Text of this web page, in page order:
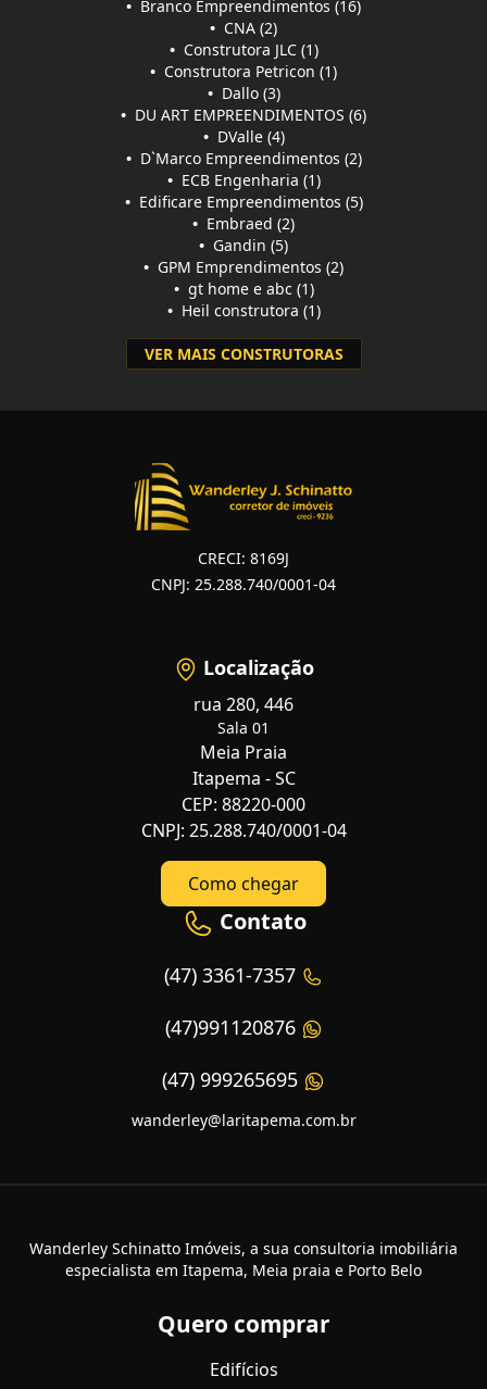
• Branco Empreendimentos (16)
• CNA (2)
• Construtora JLC (1)
• Construtora Petricon (1)
• Dallo (3)
• DU ART EMPREENDIMENTOS (6)
• DValle (4)
• D`Marco Empreendimentos (2)
• ECB Engenharia (1)
• Edificare Empreendimentos (5)
• Embraed (2)
• Gandin (5)
• GPM Emprendimentos (2)
• gt home e abc (1)
• Heil construtora (1)
VER MAIS CONSTRUTORAS
CRECI: 8169J
CNPJ: 25.288.740/0001-04
Localização
rua 280, 446
Sala 01
Meia Praia
Itapema - SC
CEP: 88220-000
CNPJ: 25.288.740/0001-04
Como chegar
Contato
(47) 3361-7357
(47)991120876
(47) 999265695
wanderley@laritapema.com.br
Wanderley Schinatto Imóveis, a sua consultoria imobiliária
especialista em Itapema, Meia praia e Porto Belo
Quero comprar
Edifícios